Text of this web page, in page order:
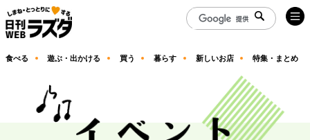
食べる 遊ぶ・出かける 買う 暮らす 新しいお店 特集・まとめ